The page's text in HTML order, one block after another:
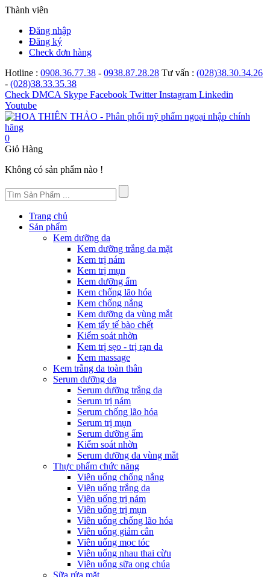
Thành viên
Đăng nhập
Đăng ký
Check đơn hàng
Hotline : 0908.36.77.38 - 0938.87.28.28 Tư vấn : (028)38.30.34.26
- (028)38.33.35.38
Check DMCA Skype Facebook Twitter Instagram Linkedin
Youtube
0
Giỏ Hàng
Không có sản phẩm nào !
Trang chủ
Sản phẩm
Kem dưỡng da
Kem dưỡng trắng da mặt
Kem trị nám
Kem trị mụn
Kem dưỡng ẩm
Kem chống lão hóa
Kem chống nắng
Kem dưỡng da vùng mắt
Kem tẩy tế bào chết
Kiểm soát nhờn
Kem trị sẹo - trị rạn da
Kem massage
Kem trắng da toàn thân
Serum dưỡng da
Serum dưỡng trắng da
Serum trị nám
Serum chống lão hóa
Serum trị mụn
Serum dưỡng ẩm
Kiểm soát nhờn
Serum dưỡng da vùng mắt
Thực phẩm chức năng
Viên uống chống nắng
Viên uống trắng da
Viên uống trị nám
Viên uống trị mụn
Viên uống chống lão hóa
Viên uống giảm cân
Viên uống mọc tóc
Viên uống nhau thai cừu
Viên uống sữa ong chúa
Sữa rửa mặt